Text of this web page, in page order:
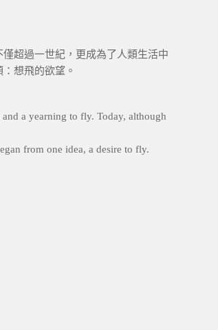
超過一世紀，更成為了人類生活中
想飛的欲望。
and a yearning to fly. Today, although
from one idea, a desire to fly.